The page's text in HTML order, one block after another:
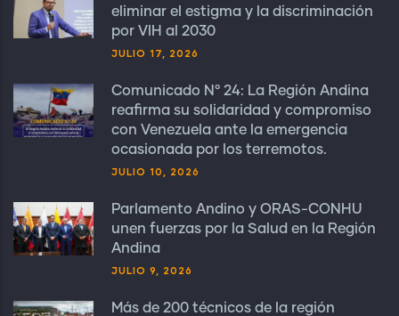
eliminar el estigma y la discriminación
por VIH al 2030
JULIO 17, 2026
Comunicado N° 24: La Región Andina
reafirma su solidaridad y compromiso
con Venezuela ante la emergencia
ocasionada por los terremotos.
JULIO 10, 2026
Parlamento Andino y ORAS-CONHU
unen fuerzas por la Salud en la Región
Andina
JULIO 9, 2026
Más de 200 técnicos de la región